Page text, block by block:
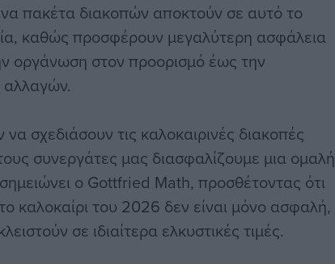
πακέτα διακοπών αποκτούν σε αυτό το
καθώς προσφέρουν μεγαλύτερη ασφάλεια
οργάνωση στον προορισμό έως την
αλλαγών.
σχεδιάσουν τις καλοκαιρινές διακοπές
συνεργάτες μας διασφαλίζουμε μια ομαλή
σημειώνει ο Gottfried Math, προσθέτοντας ότι
καλοκαίρι του 2026 δεν είναι μόνο ασφαλή,
σε ιδιαίτερα ελκυστικές τιμές.